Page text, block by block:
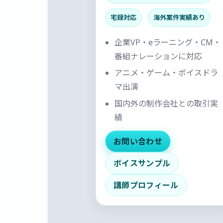
宅録対応 海外案件実績あり
企業VP・eラーニング・CM・
番組ナレーションに対応
アニメ・ゲーム・ボイスドラ
マ出演
国内外の制作会社との取引実
績
お問い合わせ
ボイスサンプル
講師プロフィール